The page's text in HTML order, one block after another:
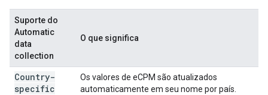
Suporte do
Automatic
data
collection
O que significa
Country-
specific
Os valores de eCPM são atualizados
automaticamente em seu nome por país.